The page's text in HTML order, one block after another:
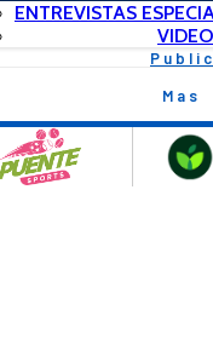
ENTREVISTAS
Mas